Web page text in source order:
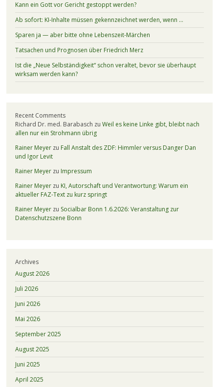
Kann ein Gott vor Gericht gestoppt werden?
Ab sofort: KI-Inhalte müssen gekennzeichnet werden, wenn …
Sparen ja — aber bitte ohne Lebenszeit-Märchen
Tatsachen und Prognosen über Friedrich Merz
Ist die „Neue Selbständigkeit“ schon veraltet, bevor sie überhaupt
wirksam werden kann?
Recent Comments
Richard Dr. med. Barabasch zu Weil es keine Linke gibt, bleibt nach
allen nur ein Strohmann übrig
Rainer Meyerzu Fall Anstalt des ZDF: Himmler versus Danger Dan
und Igor Levit
Rainer Meyerzu Impressum
Rainer Meyerzu KI, Autorschaft und Verantwortung: Warum ein
aktueller FAZ-Text zu kurz springt
Rainer Meyerzu Socialbar Bonn 1.6.2026: Veranstaltung zur
Datenschutzszene Bonn
Archives
August 2026
Juli 2026
Juni 2026
Mai 2026
September 2025
August 2025
Juni 2025
April 2025